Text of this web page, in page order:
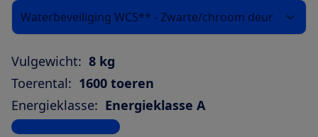
Waterbeveiliging WCS** - Zwarte/chroom deur
Vulgewicht: 8 kg
Toerental: 1600 toeren
Energieklasse: Energieklasse A
Bekijk alle specificaties